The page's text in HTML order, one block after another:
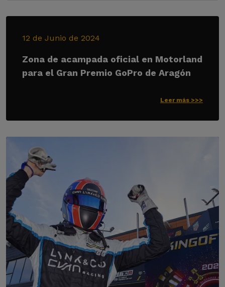
12 de Junio de 2024
Zona de acampada oficial en Motorland
para el Gran Premio GoPro de Aragón
Leer más >>>